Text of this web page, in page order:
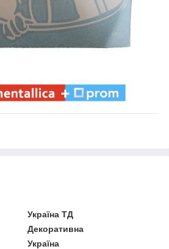
Україна ТД
Декоративна
Україна